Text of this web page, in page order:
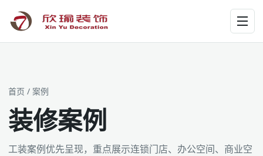
工装为主 · 家装为辅 · 设计施工
首页 / 案例
装修案例
工装案例优先呈现，重点展示连锁门店、办公空间、商业空